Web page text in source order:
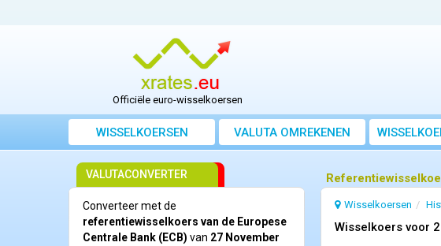
Officiële euro-wisselkoersen
WISSELKOERSEN VALUTA OMREKENEN
Wisselkoersen
Wisselkoers voor
VALUTACONVERTER
Converteer met de
referentiewisselkoers van de Europese
Centrale Bank (ECB) van 27 November